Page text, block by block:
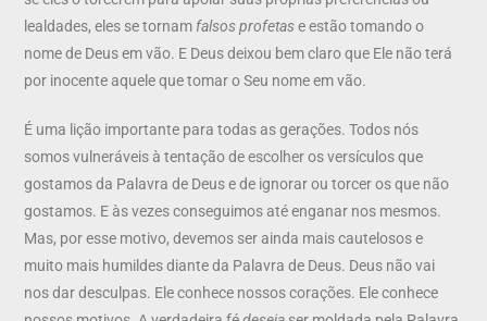
lealdades, eles se tornam falsos profetase estão tomando o
nome de Deus em vão. E Deus deixou bem claro que Ele não terá
por inocente aquele que tomar o Seu nome em vão.
É uma lição importante para todas as gerações. Todos nós
somos vulneráveis ​​à tentação de escolher os versículos que
gostamos da Palavra de Deus e de ignorar ou torcer os que não
gostamos. E às vezes conseguimos até enganar nos mesmos.
Mas, por esse motivo, devemos ser ainda mais cautelosos e
muito mais humildes diante da Palavra de Deus. Deus não vai
nos dar desculpas. Ele conhece nossos corações. Ele conhece